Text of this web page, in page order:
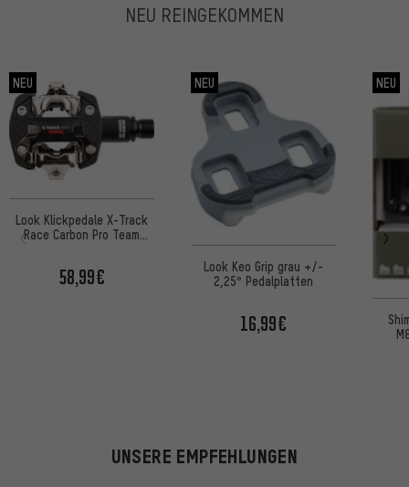
NEU REINGEKOMMEN
NEU
Look Klickpedale X-Track
Race Carbon Pro Team
58,99€
NEU
Look Keo Grip grau +/-
2,25° Pedalplatten
16,99€
NEU
UNSERE EMPFEHLUNGEN